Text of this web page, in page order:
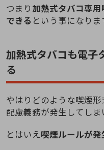
つまり 加熱式タバコ専
できる という事になりま
加熱式タバコも電子
る
やはりどのような喫煙形
配慮義務が発生してしま
とはいえ喫煙ルールが